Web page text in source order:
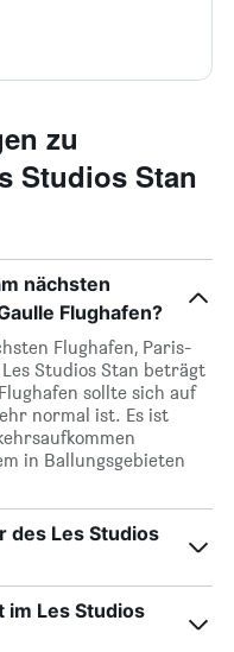
zu
Studios Stan
nächsten
Flughafen?
Flughafen, Paris-
Studios Stan beträgt
sollte sich auf
normal ist. Es ist
in Ballungsgebieten
des Les Studios
im Les Studios